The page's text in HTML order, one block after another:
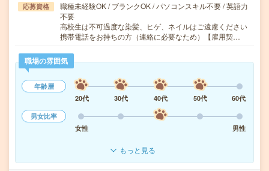
応募資格
職種未経験OK / ブランクOK / パソコンスキル不要 / 英語力
不要
高校生は不可過度な染髪、ヒゲ、ネイルはご遠慮ください
携帯電話をお持ちの方（連絡に必要なため）【雇用契…
職場の雰囲気
年齢層
20代
30代 40代 50代
60代
男女比率
女性
男性
もっと見る